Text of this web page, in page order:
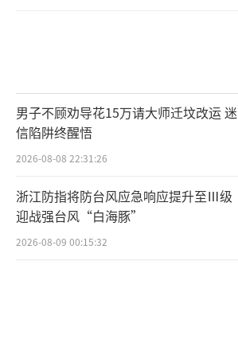
男子不顾劝导花15万请大师迁坟改运 迷
信陷阱终醒悟
2026-08-08 22:31:26
浙江防指将防台风应急响应提升至Ⅲ级
迎战强台风“白海豚”
2026-08-09 00:15:32